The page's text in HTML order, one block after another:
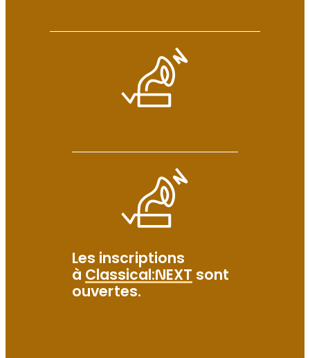
Les inscriptions
à Classical:NEXT sont
ouvertes.